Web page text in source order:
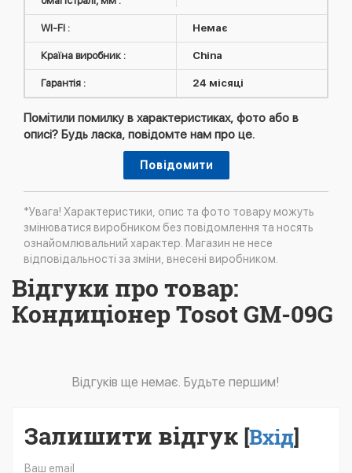
WI-FI : Немає
Країна виробник : China
Гарантія : 24 місяці
Помітили помилку в характеристиках, фото або в
описі? Будь ласка, повідомте нам про це.
Повідомити
*Увага! Характеристики, опис та фото товару можуть
змінюватися виробником без повідомлення та носять
ознайомлювальний характер. Магазин не несе
відповідальності за зміни, внесені виробником.
Відгуки про товар:
Кондиціонер Tosot GM-09G
Відгуків ще немає. Будьте першим!
Залишити відгук [Вхід]